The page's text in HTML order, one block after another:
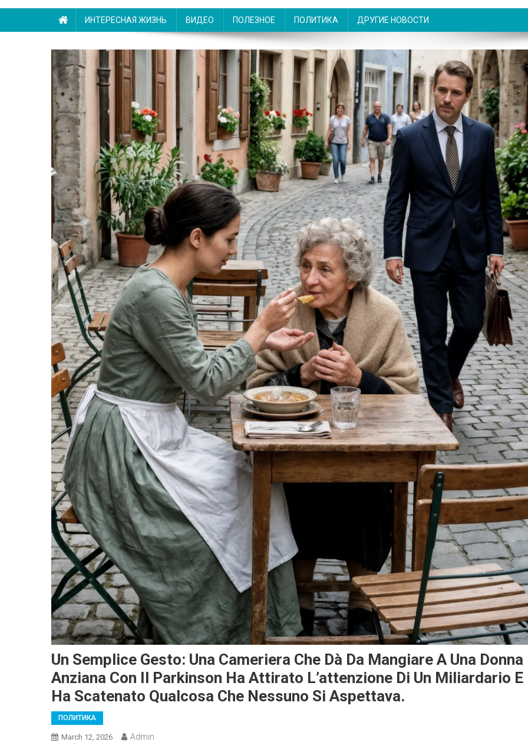
ИНТЕРЕСНАЯ ЖИЗНЬ ВИДЕО ПОЛЕЗНОЕ ПОЛИТИКА ДРУГИЕ НОВОСТИ
Un Semplice Gesto: Una Cameriera Che Dà Da Mangiare A Una Donna
Anziana Con Il Parkinson Ha Attirato L’attenzione Di Un Miliardario E
Ha Scatenato Qualcosa Che Nessuno Si Aspettava.
ПОЛИТИКА
March 12, 2026 Admin